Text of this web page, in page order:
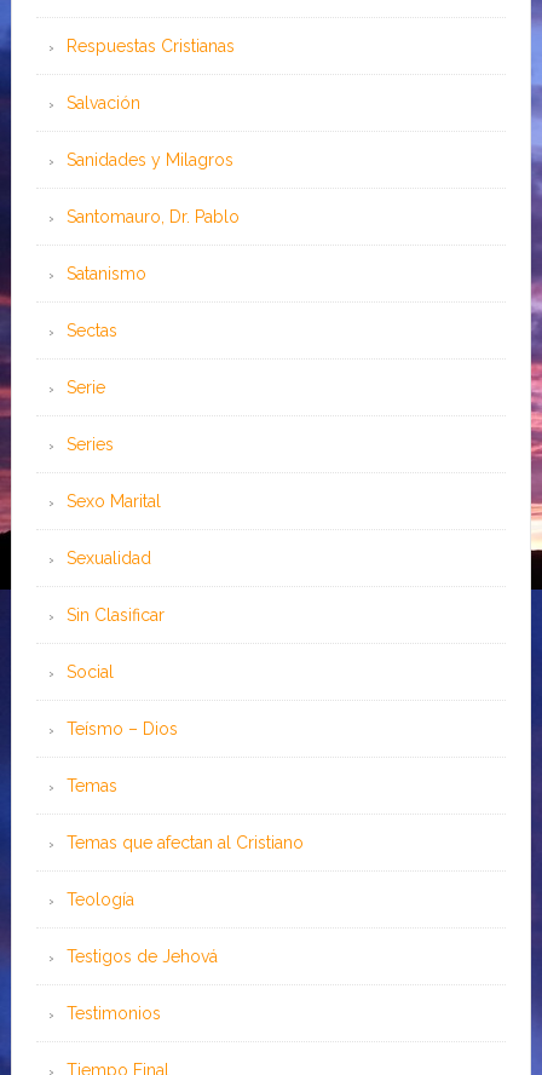
Respuestas Cristianas
Salvación
Sanidades y Milagros
Santomauro, Dr. Pablo
Satanismo
Sectas
Serie
Series
Sexo Marital
Sexualidad
Sin Clasificar
Social
Teísmo – Dios
Temas
Temas que afectan al Cristiano
Teología
Testigos de Jehová
Testimonios
Tiempo Final